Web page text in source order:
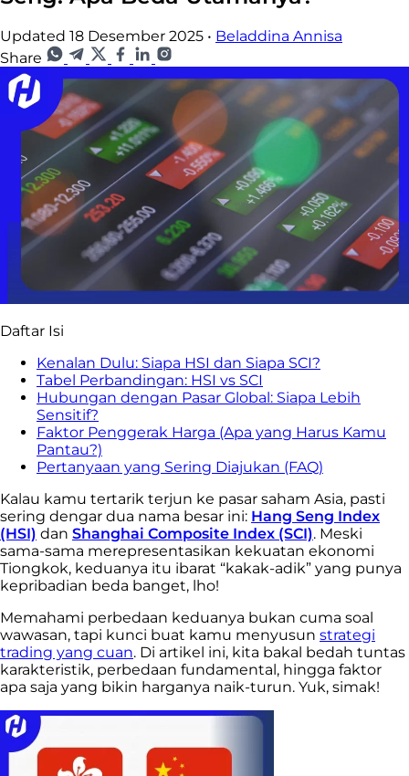
Updated 18 Desember 2025 • Beladdina Annisa
Share
Daftar Isi
Kenalan Dulu: Siapa HSI dan Siapa SCI?
Tabel Perbandingan: HSI vs SCI
Hubungan dengan Pasar Global: Siapa Lebih
Sensitif?
Faktor Penggerak Harga (Apa yang Harus Kamu
Pantau?)
Pertanyaan yang Sering Diajukan (FAQ)
Kalau kamu tertarik terjun ke pasar saham Asia, pasti
sering dengar dua nama besar ini: Hang Seng Index
(HSI) dan Shanghai Composite Index (SCI). Meski
sama-sama merepresentasikan kekuatan ekonomi
Tiongkok, keduanya itu ibarat “kakak-adik” yang punya
kepribadian beda banget, lho!
Memahami perbedaan keduanya bukan cuma soal
wawasan, tapi kunci buat kamu menyusun strategi
trading yang cuan. Di artikel ini, kita bakal bedah tuntas
karakteristik, perbedaan fundamental, hingga faktor
apa saja yang bikin harganya naik-turun. Yuk, simak!